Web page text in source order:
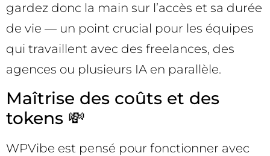
gardez donc la main sur l’accès et sa durée
de vie — un point crucial pour les équipes
qui travaillent avec des freelances, des
agences ou plusieurs IA en parallèle.
Maîtrise des coûts et des
tokens 💸
WPVibe est pensé pour fonctionner avec